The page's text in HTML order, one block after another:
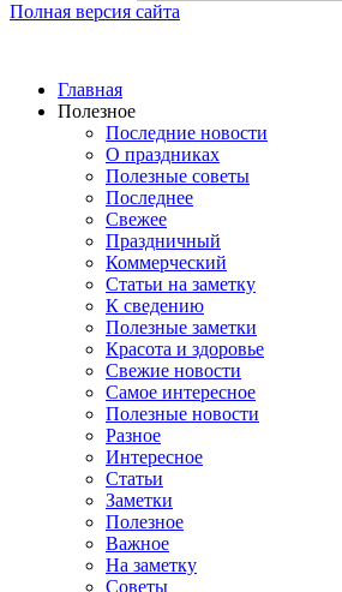
Полная версия сайта
Главная
Полезное
Последние новости
О праздниках
Полезные советы
Последнее
Свежее
Праздничный
Коммерческий
Статьи на заметку
К сведению
Полезные заметки
Красота и здоровье
Свежие новости
Самое интересное
Полезные новости
Разное
Интересное
Статьи
Заметки
Полезное
Важное
На заметку
Советы